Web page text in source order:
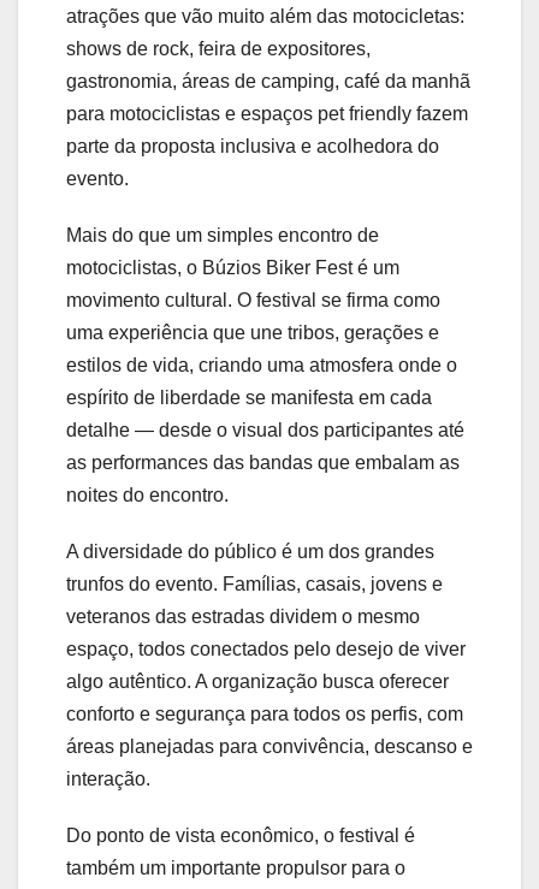
atrações que vão muito além das motocicletas:
shows de rock, feira de expositores,
gastronomia, áreas de camping, café da manhã
para motociclistas e espaços pet friendly fazem
parte da proposta inclusiva e acolhedora do
evento.
Mais do que um simples encontro de
motociclistas, o Búzios Biker Fest é um
movimento cultural. O festival se firma como
uma experiência que une tribos, gerações e
estilos de vida, criando uma atmosfera onde o
espírito de liberdade se manifesta em cada
detalhe — desde o visual dos participantes até
as performances das bandas que embalam as
noites do encontro.
A diversidade do público é um dos grandes
trunfos do evento. Famílias, casais, jovens e
veteranos das estradas dividem o mesmo
espaço, todos conectados pelo desejo de viver
algo autêntico. A organização busca oferecer
conforto e segurança para todos os perfis, com
áreas planejadas para convivência, descanso e
interação.
Do ponto de vista econômico, o festival é
também um importante propulsor para o